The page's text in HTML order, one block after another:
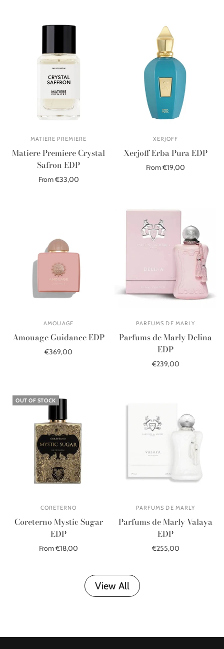
MATIERE PREMIERE
Matiere Premiere Crystal
Safron EDP
From €33,00
XERJOFF
Xerjoff Erba Pura EDP
From €19,00
AMOUAGE
Amouage Guidance EDP
€369,00
PARFUMS DE MARLY
Parfums de Marly Delina
EDP
€239,00
OUT OF STOCK
CORETERNO
Coreterno Mystic Sugar
EDP
From €18,00
PARFUMS DE MARLY
Parfums de Marly Valaya
EDP
€255,00
View All